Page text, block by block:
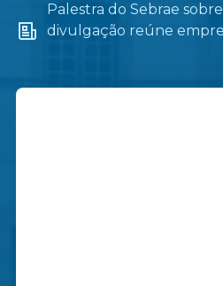
Palestra do Sebrae
divulgação reúne